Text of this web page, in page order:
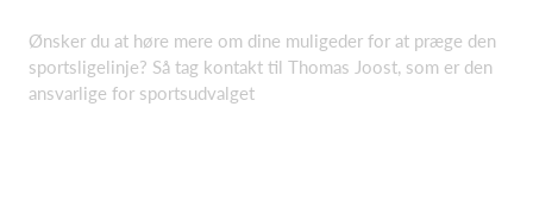
Ønsker du at høre mere om dine muligeder for at præge den
sportsligelinje? Så tag kontakt til Thomas Joost, som er den
ansvarlige for sportsudvalget